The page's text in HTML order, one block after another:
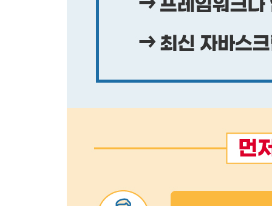
12.2 이터러블 구현
12.7 제너레이터와 비동기 처리